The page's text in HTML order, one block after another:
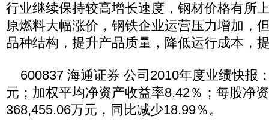
行业继续保持较高增长速度，钢材价格有所
原燃料大幅涨价，钢铁企业运营压力增加，
品种结构，提升产品质量，降低运行成本，
600837 海通证券 公司2010年度业绩快报
元；加权平均净资产收益率8.42％；每股净
368,455.06万元，同比减少18.99％。